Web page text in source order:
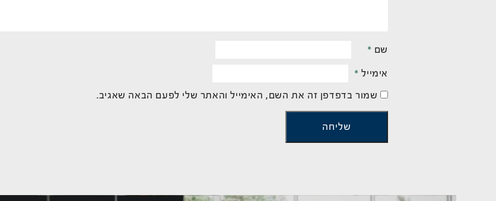
שם *
אימייל *
שמור בדפדפן זה את השם, האימייל והאתר שלי לפעם הבאה שאגיב.